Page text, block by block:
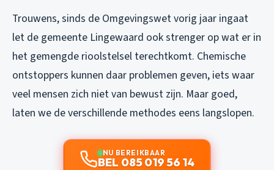
Trouwens, sinds de Omgevingswet vorig jaar ingaat
let de gemeente Lingewaard ook strenger op wat er in
het gemengde rioolstelsel terechtkomt. Chemische
ontstoppers kunnen daar problemen geven, iets waar
veel mensen zich niet van bewust zijn. Maar goed,
laten we de verschillende methodes eens langslopen.
NU BEREIKBAAR
BEL 085 019 56 14